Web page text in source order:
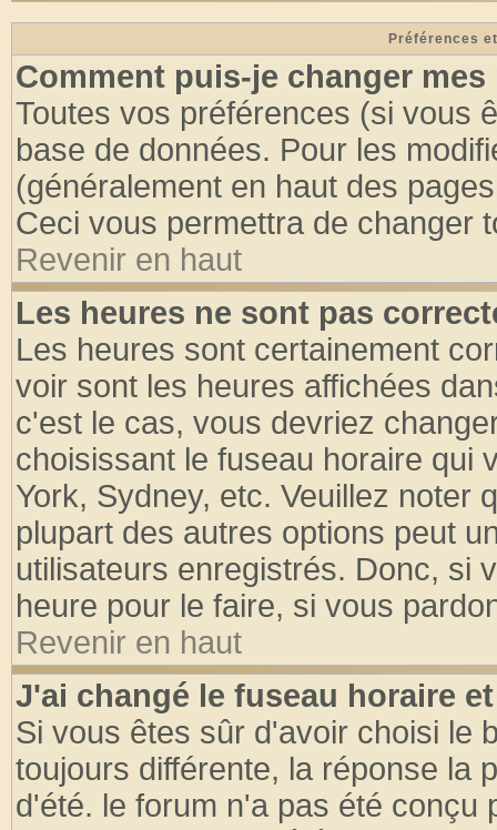
Préférences
Comment puis-je changer mes
Toutes vos préférences (si vous
base de données. Pour les
(généralement en haut des
Ceci vous permettra de changer
Revenir en haut
Les heures ne sont pas
Les heures sont certainement
voir sont les heures affichées
c'est le cas, vous devriez
choisissant le fuseau horaire qui
York, Sydney, etc. Veuillez noter
plupart des autres options peut
utilisateurs enregistrés. Donc, si
heure pour le faire, si vous
Revenir en haut
J'ai changé le fuseau horaire
Si vous êtes sûr d'avoir choisi le
toujours différente, la réponse la
d'été. le forum n'a pas été conçu